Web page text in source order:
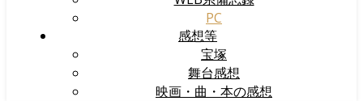
PC
感想等
宝塚
舞台感想
映画・曲・本の感想